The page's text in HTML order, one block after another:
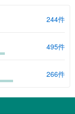
244件
495件
266件